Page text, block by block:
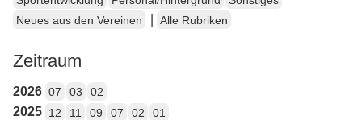
Neues aus den Vereinen
Alle Rubriken
Zeitraum
2026 07 03 02
2025 12 11 09 07 02 01